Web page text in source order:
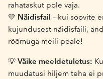
rahataskut pole vaja.
💛 Näidisfail – kui soovite
kujundusest näidisfaili,
rõõmuga meili peale!
💡 Väike meeldetuletus:
muudatusi hiljem teha ei